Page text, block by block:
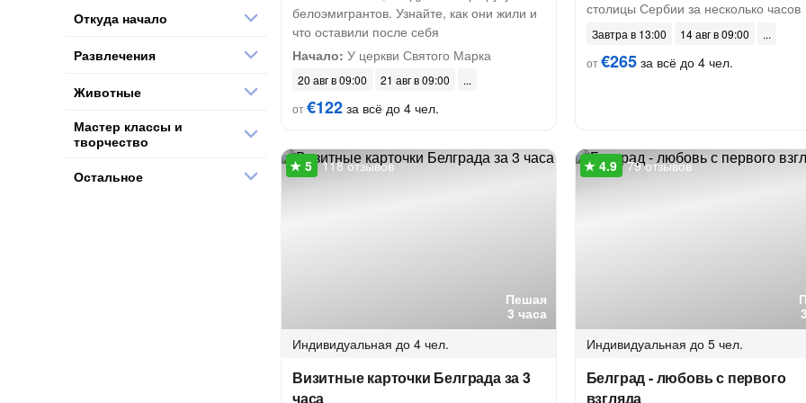
белоэмигрантов. Узнайте, как они жили и
что оставили после себя
Начало: У церкви Святого Марка
20 авг в 09:00
21 авг в 09:00
от€122 за всё до 4 чел.
столицы Сербии за несколько часов
Завтра в 13:00
14 авг в 09:00
от€265за всё до 4 чел.
Пешая
3 часа
118 отзывов
Индивидуальная до 4 чел.
Визитные карточки Белграда за 3
часа
79 отзывов
Индивидуальная до 5 чел.
Белград - любовь с первого
взгляда
Откуда начало
Развлечения
Животные
Мастер классы и
творчество
Остальное